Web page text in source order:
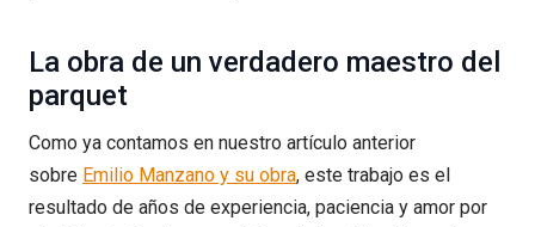
La obra de un verdadero maestro del
parquet
Como ya contamos en nuestro artículo anterior
sobre Emilio Manzano y su obra, este trabajo es el
resultado de años de experiencia, paciencia y amor por